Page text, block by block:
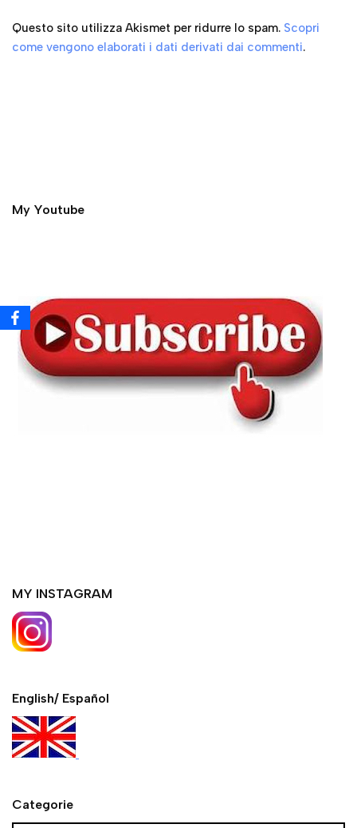
Questo sito utilizza Akismet per ridurre lo spam. Scopri
come vengono elaborati i dati derivati dai commenti.
My Youtube
MY INSTAGRAM
English/ Español
Categorie